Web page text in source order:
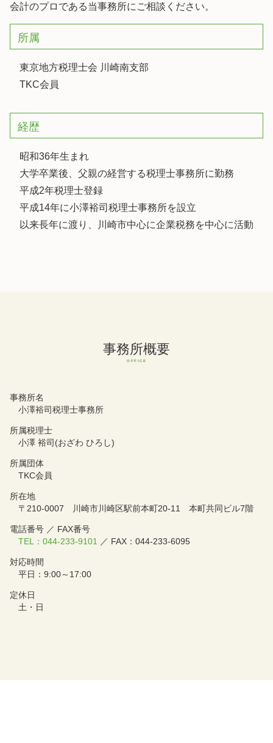
会計のプロである当事務所にご相談ください。
所属
東京地方税理士会 川崎南支部
TKC会員
経歴
昭和36年生まれ
大学卒業後、父親の経営する税理士事務所に勤務
平成2年税理士登録
平成14年に小澤裕司税理士事務所を設立
以来長年に渡り、川崎市中心に企業税務を中心に活動
事務所概要
事務所名
小澤裕司税理士事務所
所属税理士
小澤 裕司(おざわ ひろし)
所属団体
TKC会員
所在地
〒210-0007 川崎市川崎区駅前本町20-11 本町共同ビル7階
電話番号 ／ FAX番号
TEL：044-233-9101 ／ FAX：044-233-6095
対応時間
平日：9:00～17:00
定休日
土・日